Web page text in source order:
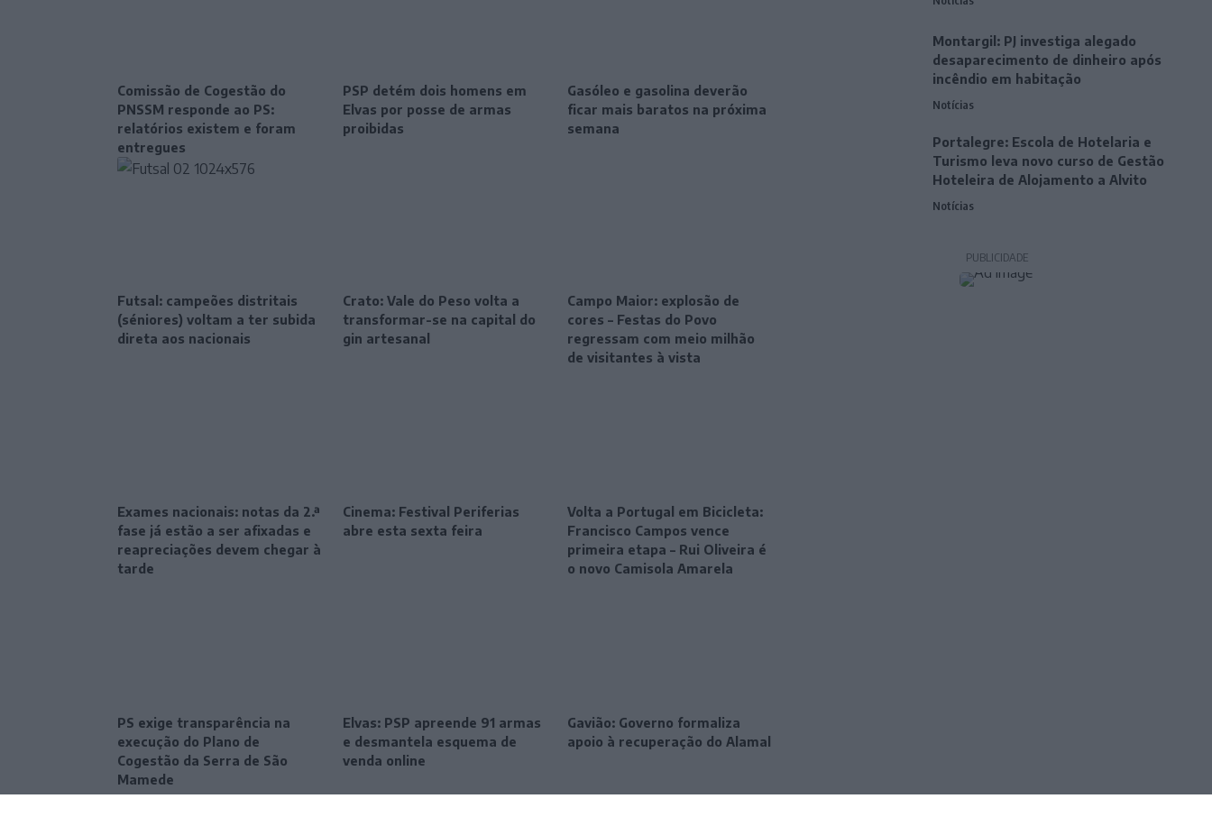
Comissão de Cogestão do
PNSSM responde ao PS:
relatórios existem e foram
entregues
PSP detém dois homens em
Elvas por posse de armas
proibidas
Gasóleo e gasolina deverão
ficar mais baratos na próxima
semana
Futsal: campeões distritais
(séniores) voltam a ter subida
direta aos nacionais
Crato: Vale do Peso volta a
transformar-se na capital do
gin artesanal
Campo Maior: explosão de
cores – Festas do Povo
regressam com meio milhão
de visitantes à vista
Exames nacionais: notas da 2.ª
fase já estão a ser afixadas e
reapreciações devem chegar à
tarde
Cinema: Festival Periferias
abre esta sexta feira
Volta a Portugal em Bicicleta:
Francisco Campos vence
primeira etapa – Rui Oliveira é
o novo Camisola Amarela
PS exige transparência na
execução do Plano de
Cogestão da Serra de São
Mamede
Elvas: PSP apreende 91 armas
e desmantela esquema de
venda online
Gavião: Governo formaliza
apoio à recuperação do Alamal
Montargil: PJ investiga alegado
desaparecimento de dinheiro após
incêndio em habitação
Notícias
Portalegre: Escola de Hotelaria e
Turismo leva novo curso de Gestão
Hoteleira de Alojamento a Alvito
Notícias
PUBLICIDADE